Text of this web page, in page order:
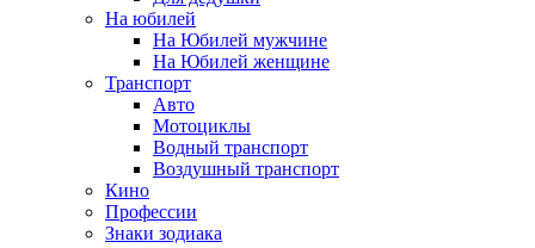
На юбилей
На Юбилей мужчине
На Юбилей женщине
Транспорт
Авто
Мотоциклы
Водный транспорт
Воздушный транспорт
Кино
Профессии
Знаки зодиака